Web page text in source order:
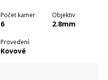
Počet kamer
6
Objektiv
2.8mm
Provedení:
Kovové